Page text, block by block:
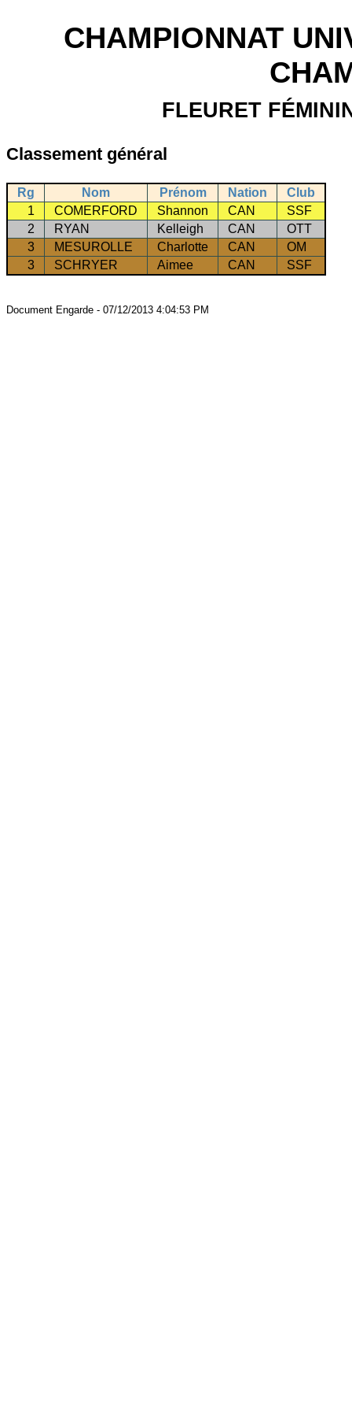
CHAMPIONNAT
FLEURET
Classement général
Rg Nom Prénom Nation
Club
1
COMERFORD Shannon CAN
SSF
2
RYAN Kelleigh CAN
OTT
3
MESUROLLE Charlotte CAN
OM
3
SCHRYER Aimee CAN SSF
Document Engarde - 07/12/2013 4:04:53 PM